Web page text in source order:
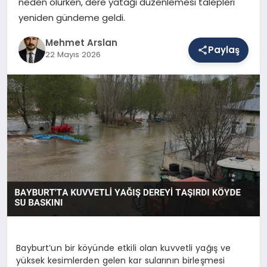
SAĞLIK
EĞITIM
DÜNYA
YAŞAM
yeniden gündeme geldi.
Mehmet Arslan
22 Mayıs 2026 Paylaş
Bayburt’un bir köyünde etkili olan kuvvetli yağış ve
yüksek kesimlerden gelen kar sularının birleşmesi